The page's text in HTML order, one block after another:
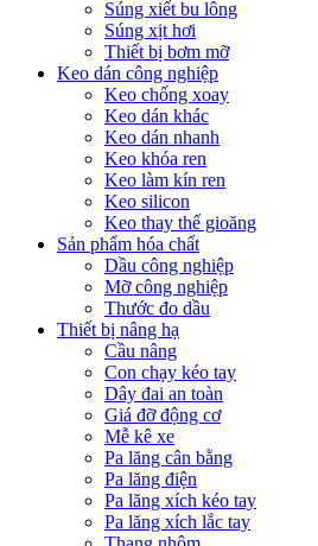
Súng xiết bu lông
Súng xịt hơi
Thiết bị bơm mỡ
Keo dán công nghiệp
Keo chống xoay
Keo dán khác
Keo dán nhanh
Keo khóa ren
Keo làm kín ren
Keo silicon
Keo thay thế gioăng
Sản phẩm hóa chất
Dầu công nghiệp
Mỡ công nghiệp
Thước đo dầu
Thiết bị nâng hạ
Cầu nâng
Con chạy kéo tay
Dây đai an toàn
Giá đỡ động cơ
Mễ kê xe
Pa lăng cân bằng
Pa lăng điện
Pa lăng xích kéo tay
Pa lăng xích lắc tay